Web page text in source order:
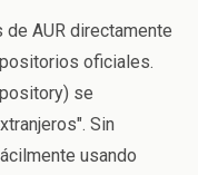
AUR directamente
oficiales.
se
Sin
usando